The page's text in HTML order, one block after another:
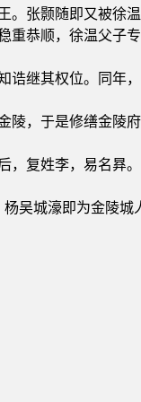
张颢随即又被徐
恭顺，徐温父子
诰继其权位。同年
，于是修缮金陵
，复姓李，易名昪
吴城濠即为金陵城